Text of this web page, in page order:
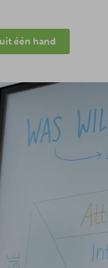
uit één hand